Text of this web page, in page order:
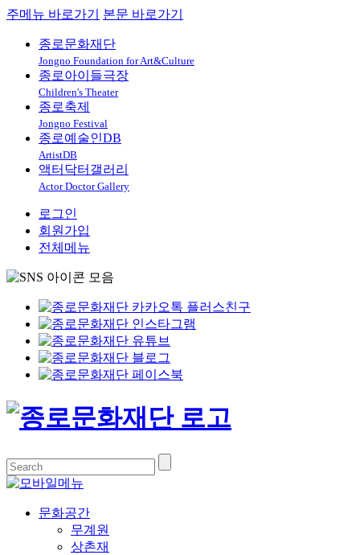
주메뉴 바로가기 본문 바로가기
종로문화재단
Jongno Foundation for Art&Culture
종로아이들극장
Children's Theater
종로축제
Jongno Festival
종로예술인DB
ArtistDB
액터닥터갤러리
Actor Doctor Gallery
로그인
회원가입
전체메뉴
문화공간
무계원
상촌재